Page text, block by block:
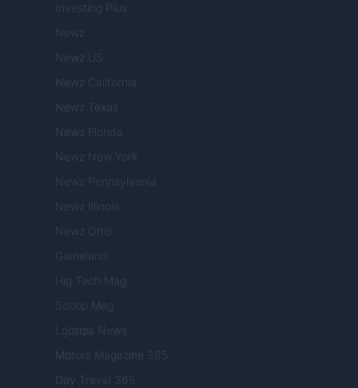
Investing Plus
Newz
Newz US
Newz California
Newz Texas
Newz Florida
Newz New York
Newz Pennsylvania
Newz Illinois
Newz Ohio
Gameland
Hig Tech Mag
Scoop Mag
Lgbtqia News
Motors Magazine 365
Day Travel 365